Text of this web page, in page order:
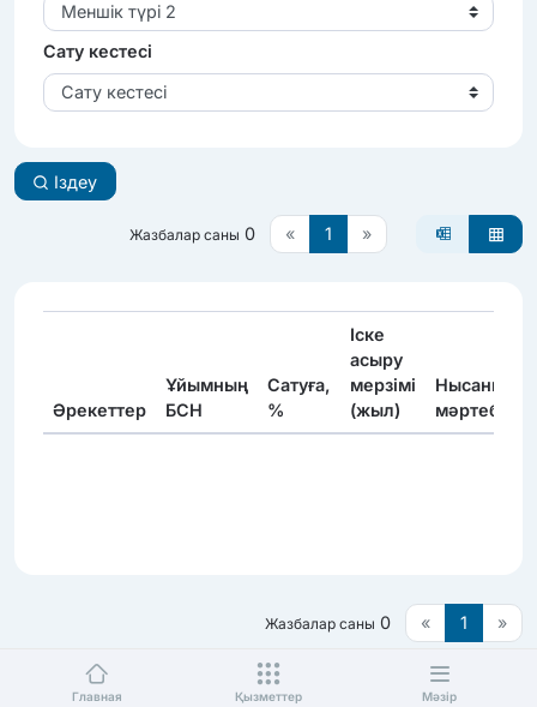
Главная Қызметтер Мәзір
Меншік түрі 2
Сату кестесі
Сату кестесі
Іздеу
Жазбалар саны 0 « 1 »
Әрекеттер
Ұйымның
БСН
Сатуға,
%
Іске
асыру
мерзімі
(жыл)
Нысанның
мәртебесі
Жазбалар саны 0 « 1 »